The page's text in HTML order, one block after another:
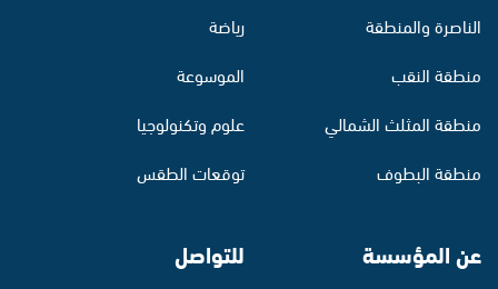
الناصرة والمنطقة
منطقة النقب
منطقة المثلث الشمالي
منطقة البطوف
رياضة
الموسوعة
علوم وتكنولوجيا
توقعات الطقس
عن المؤسسة للتواصل